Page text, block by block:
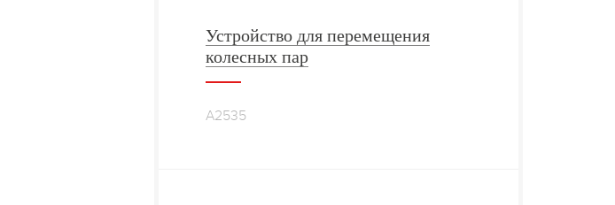
Устройство для перемещения
колесных пар
А2535